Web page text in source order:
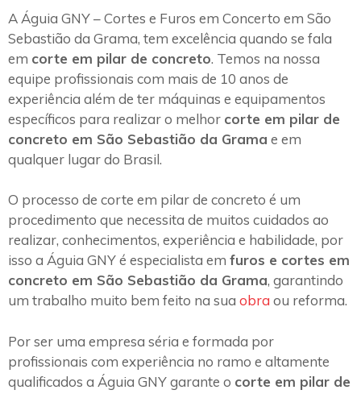
A Águia GNY – Cortes e Furos em Concerto em São
Sebastião da Grama, tem excelência quando se fala
em corte em pilar de concreto. Temos na nossa
equipe profissionais com mais de 10 anos de
experiência além de ter máquinas e equipamentos
específicos para realizar o melhor corte em pilar de
concreto em São Sebastião da Grama e em
qualquer lugar do Brasil.
O processo de corte em pilar de concreto é um
procedimento que necessita de muitos cuidados ao
realizar, conhecimentos, experiência e habilidade, por
isso a Águia GNY é especialista em furos e cortes em
concreto em São Sebastião da Grama, garantindo
um trabalho muito bem feito na sua obra ou reforma.
Por ser uma empresa séria e formada por
profissionais com experiência no ramo e altamente
qualificados a Águia GNY garante o corte em pilar de